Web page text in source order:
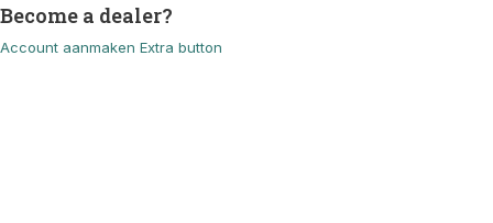
Become a dealer?
Account aanmaken Extra button